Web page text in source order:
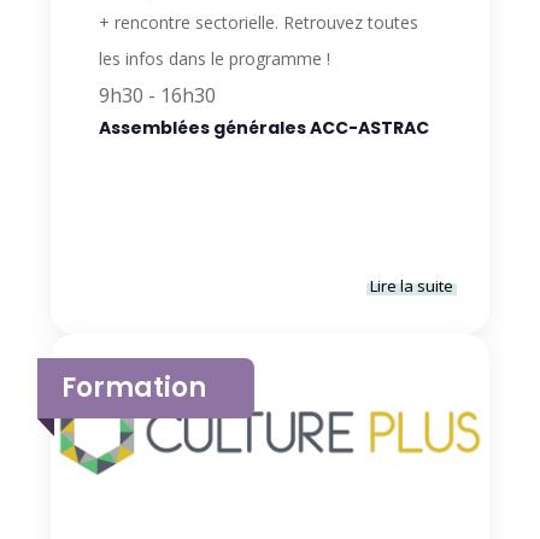
9h30 - 16h30
Assemblées générales ACC-ASTRAC
+ rencontre sectorielle. Retrouvez toutes
les infos dans le programme !
Lire la suite
Formation